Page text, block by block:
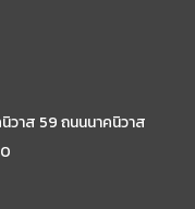
วาส 59ถนนนาคนิวาส